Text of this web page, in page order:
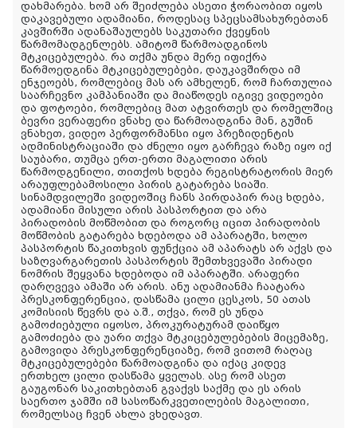
დახმარება. ხომ არ შეიძლება ასეთი ჭორაობით იყოს
დაკავებული ადამიანი, როდესაც სპეცსამსახურებთან
კავშირში ადანაშაულებს საკუთარი ქვეყნის
წარმომადგენლებს. ამიტომ წარმოადგინოს
მტკიცებულება. რა თქმა უნდა მერე იფიქრა
წარმოედგინა მტკიცებულებები, დაუკავშირდა იმ
ენჯეოებს, რომლებიც მას არ ამხელენ, რომ ჩართულია
საარჩევნო კამპანიაში და მიაწოდეს იგივე ვიდეოები
და ფოტოები, რომლებიც მათ ატვირთეს და რომელშიც
ბევრი ვერაფერი ვნახე და წარმოადგინა მან, გუშინ
ვნახეთ, ვიდეო პერფორმანსი იყო პრეზიდენტის
ადმინისტრაციაში და ძნელი იყო გარჩევა რაზე იყო იქ
საუბარი, თუმცა ერთ-ერთი მაგალითი არის
წარმოდგენილი, თითქოს ხდება რეგისტრატორის მიერ
არაუფლებამოსილი პირის გატარება სიაში.
სინამდვილეში ვიდეოშიც ჩანს პირდაპირ რაც ხდება,
ადამიანი მისული არის პასპორტით და არა
პირადობის მოწმობით და როგორც იცით პირადობის
მოწმობის გატარება ხდებოდა ამ აპარატში, ხოლო
პასპორტის წაკითხვის ფუნქცია ამ აპარატს არ აქვს და
საზღვარგარეთის პასპორტის შემთხვევაში პირადი
ნომრის შეყვანა ხდებოდა იმ აპარატში. არაფერი
დარღვევა ამაში არ არის. ანუ ადამიანმა ჩაატარა
პრესკონფერენცია, დასწამა ცილი ცესკოს, 50 ათას
კომისიის წევრს და ა.შ., თქვა, რომ ეს უნდა
გამოძიებული იყოსო, პროკურატურამ დაიწყო
გამოძიება და უარი თქვა მტკიცებულებების მიცემაზე,
გამოვიდა პრესკონფერენციაზე, რომ ვითომ რაღაც
მტკიცებულებები წარმოადგინა და იქაც კიდევ
ერთხელ ცილი დასწამა ყველას. ასე რომ ასეთ
გაუგონარ საკითხებთან გვაქვს საქმე და ეს არის
საერთო ჯამში იმ სასოწარკვეთილების მაგალითი,
რომელსაც ჩვენ ახლა ვხედავთ.